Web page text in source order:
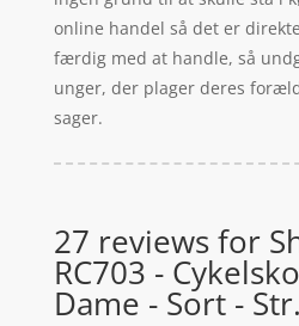
online handel så det er
færdig med at handle, så
unger, der plager deres
sager.
27 reviews for
RC703 -
Dame - Sort -